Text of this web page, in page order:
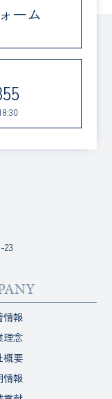
ーム
情報
理念
概要
情報